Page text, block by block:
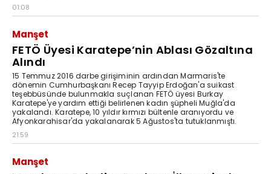
01:08
Manşet
FETÖ Üyesi Karatepe’nin Ablası Gözaltına
Alındı
15 Temmuz 2016 darbe girişiminin ardından Marmaris'te
dönemin Cumhurbaşkanı Recep Tayyip Erdoğan'a suikast
teşebbüsünde bulunmakla suçlanan FETÖ üyesi Burkay
Karatepe'ye yardım ettiği belirlenen kadın şüpheli Muğla'da
yakalandı. Karatepe, 10 yıldır kırmızı bültenle aranıyordu ve
Afyonkarahisar'da yakalanarak 5 Ağustos'ta tutuklanmıştı.
21:59
Manşet